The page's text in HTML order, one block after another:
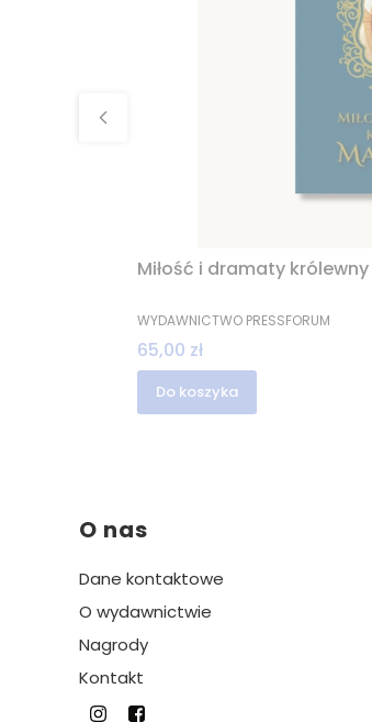
Miłość i dramaty
PRODUCENT
WYDAWNICTWO PRESSFORUM
Cena
65,00 zł
Do koszyka
Linki w stopce
O nas
Dane kontaktowe
O wydawnictwie
Nagrody
Kontakt